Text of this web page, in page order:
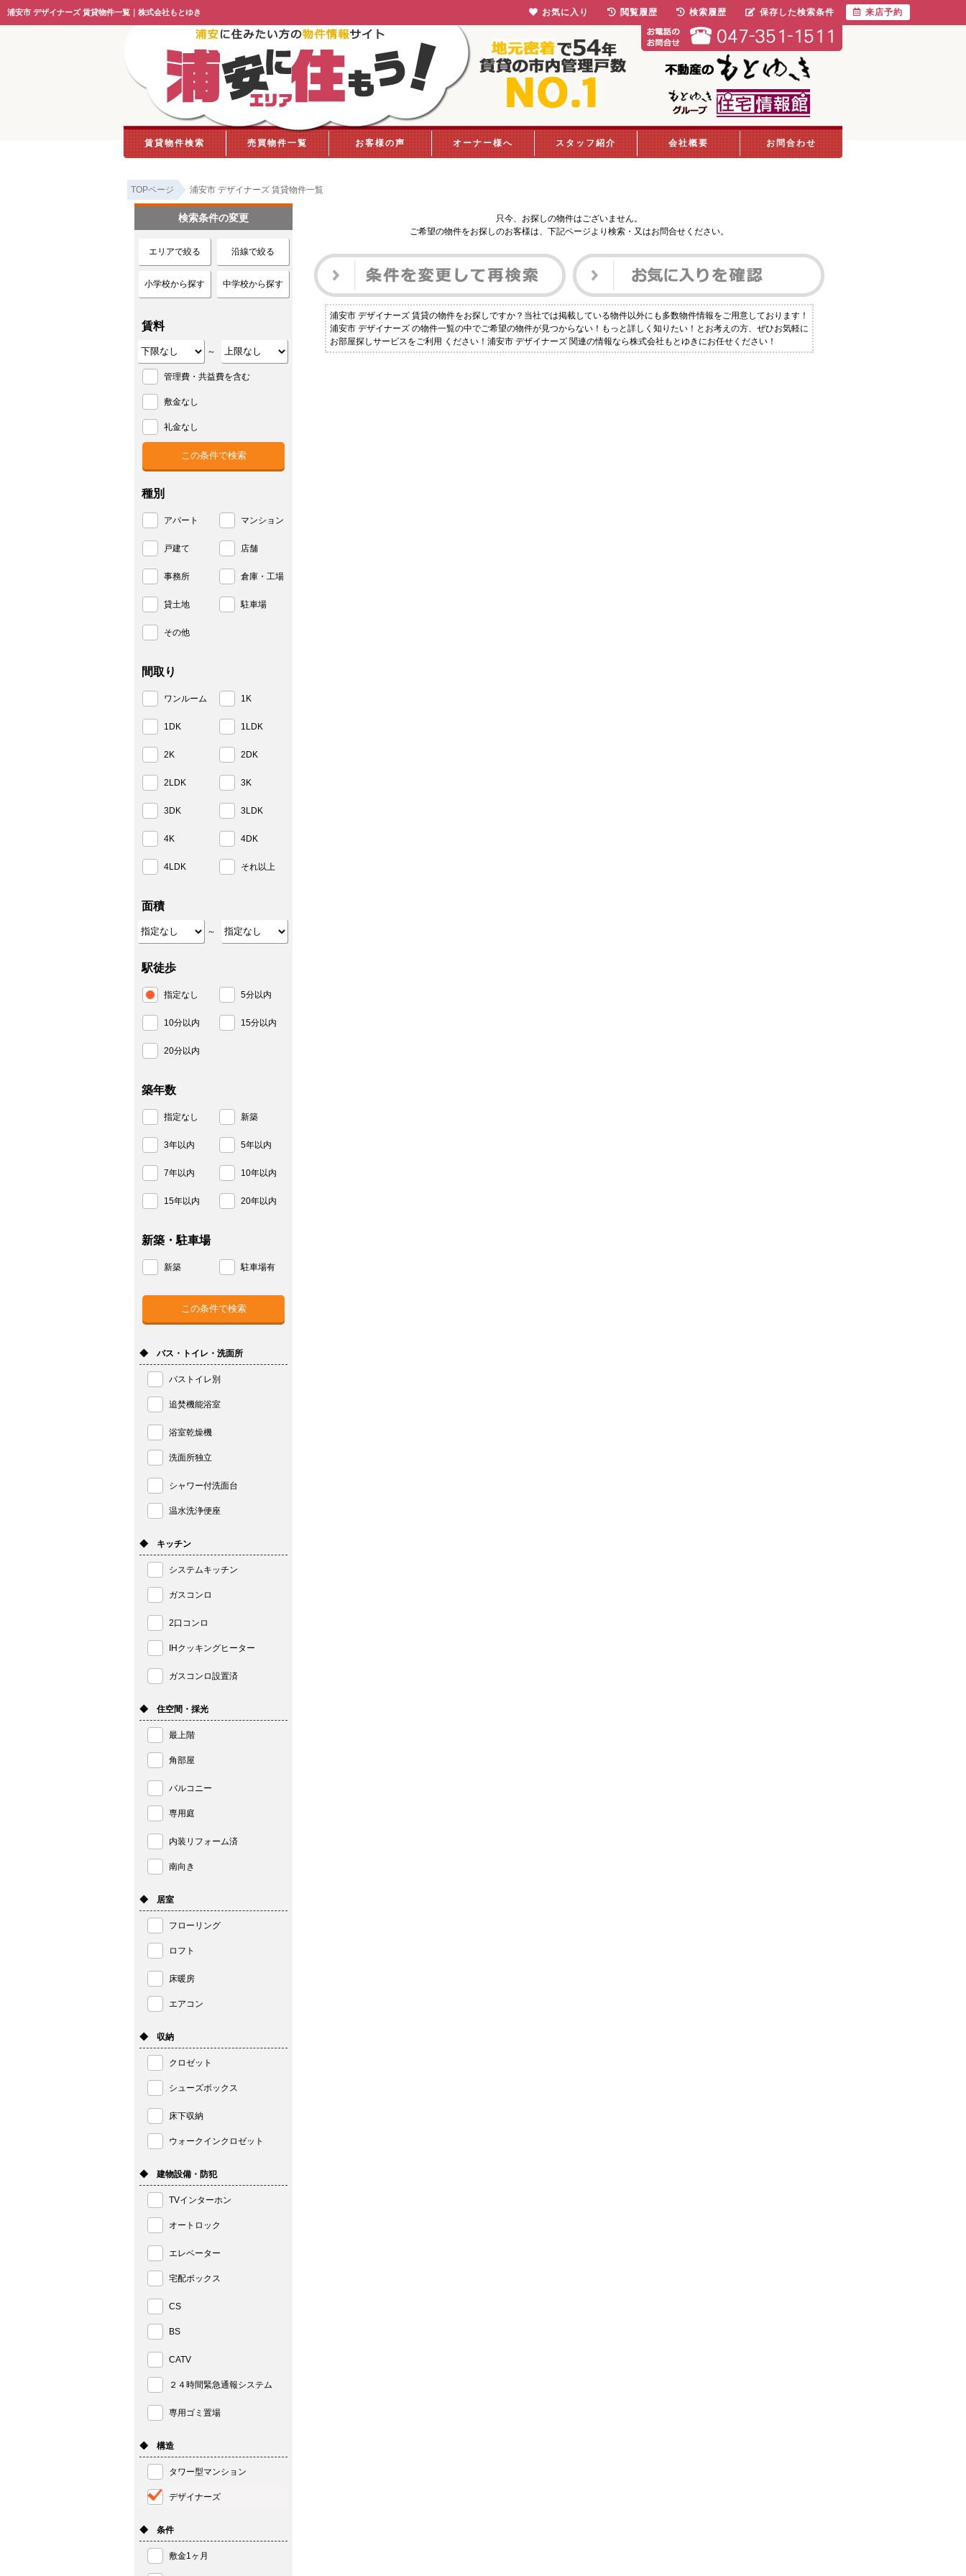
浦安市 デザイナーズ 賃貸物件一覧｜株式会社もとゆき
賃貸物件検索 売買物件一覧 お客様の声 オーナー様へ スタッフ紹介 会社概要 お問合わせ
TOPページ 浦安市 デザイナーズ 賃貸物件一覧
只今、お探しの物件はございません。
ご希望の物件をお探しのお客様は、下記ページより検索・又はお問合せください。
浦安市 デザイナーズ 賃貸の物件をお探しですか？当社では掲載している物件以外にも多数物件情報をご用意しております！
浦安市 デザイナーズ の物件一覧の中でご希望の物件が見つからない！もっと詳しく知りたい！とお考えの方、ぜひお気軽に
お部屋探しサービスをご利用 ください！浦安市 デザイナーズ 関連の情報なら株式会社もとゆきにお任せください！
検索条件の変更
エリアで絞る 沿線で絞る
小学校から探す 中学校から探す
賃料
～
管理費・共益費を含む
敷金なし
礼金なし
種別
アパート マンション
戸建て 店舗
事務所 倉庫・工場
貸土地 駐車場
その他
間取り
ワンルーム 1K
1DK 1LDK
2K 2DK
2LDK 3K
3DK 3LDK
4K 4DK
4LDK それ以上
面積
～
駅徒歩
指定なし 5分以内
10分以内 15分以内
20分以内
築年数
指定なし 新築
3年以内 5年以内
7年以内 10年以内
15年以内 20年以内
新築・駐車場
新築 駐車場有
◆ バス・トイレ・洗面所
バストイレ別
追焚機能浴室
浴室乾燥機
洗面所独立
シャワー付洗面台
温水洗浄便座
◆ キッチン
システムキッチン
ガスコンロ
2口コンロ
IHクッキングヒーター
ガスコンロ設置済
◆ 住空間・採光
最上階
角部屋
バルコニー
専用庭
内装リフォーム済
南向き
◆ 居室
フローリング
ロフト
床暖房
エアコン
◆ 収納
クロゼット
シューズボックス
床下収納
ウォークインクロゼット
◆ 建物設備・防犯
TVインターホン
オートロック
エレベーター
宅配ボックス
CS
BS
CATV
２４時間緊急通報システム
専用ゴミ置場
◆ 構造
タワー型マンション
デザイナーズ
◆ 条件
敷金1ヶ月
お気に入り 閲覧履歴 検索履歴 保存した検索条件 来店予約